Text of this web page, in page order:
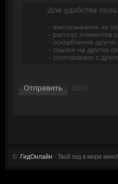
© ГидОнлайн - Твой гид в мире кино!